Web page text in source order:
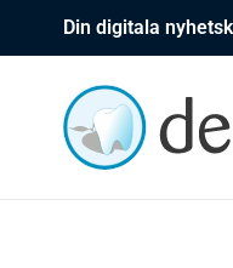
Din digitala